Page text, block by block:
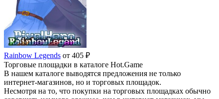
Rainbow Legends от 405 ₽
Торговые площадки в каталоге Hot.Game
В нашем каталоге выводятся предложения не только
интернет-магазинов, но и торговых площадок.
Несмотря на то, что покупки на торговых площадках обычно